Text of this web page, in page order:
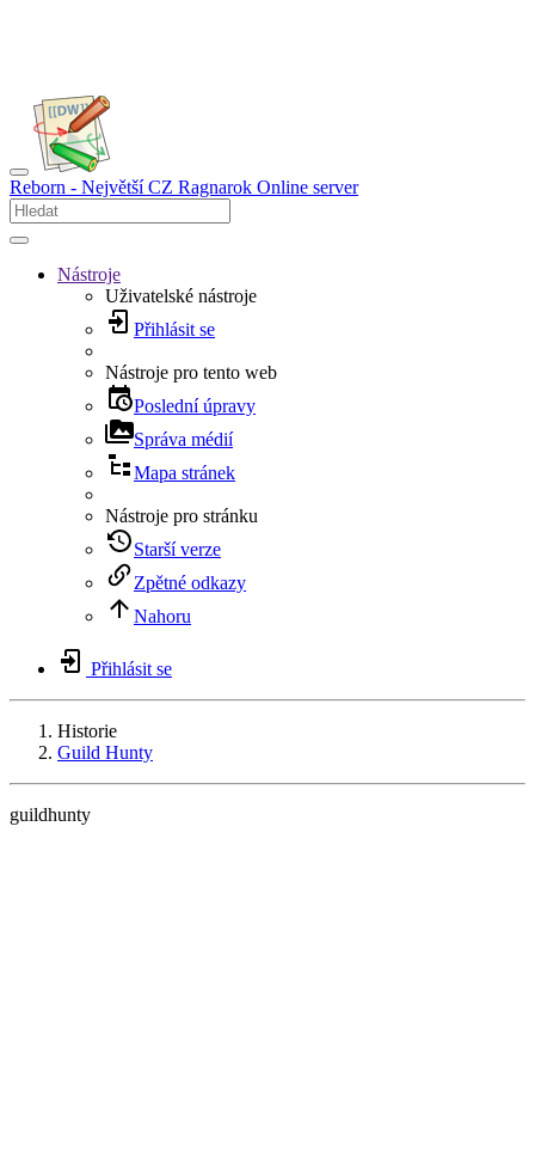
Reborn - Největší CZ Ragnarok Online server
Nástroje
Uživatelské nástroje
Přihlásit se
Nástroje pro tento web
Poslední úpravy
Správa médií
Mapa stránek
Nástroje pro stránku
Starší verze
Zpětné odkazy
Nahoru
Přihlásit se
Historie
Guild Hunty
guildhunty